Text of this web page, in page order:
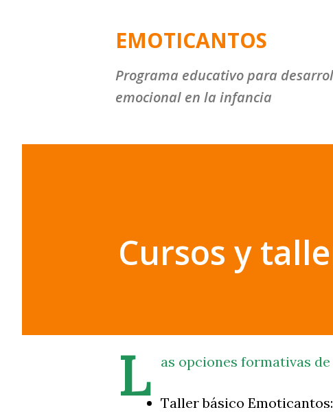
EMOTICANTOS
Programa educativo para
emocional en la infancia
Cursos y
L as opciones formativas
Taller básico